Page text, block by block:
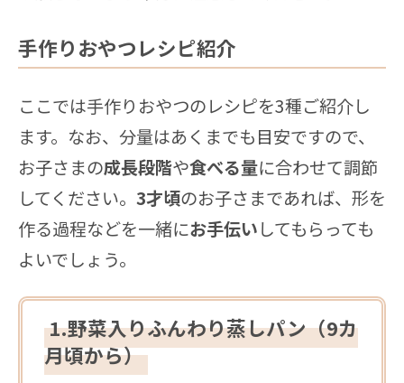
手作りおやつレシピ紹介
ここでは手作りおやつのレシピを3種ご紹介し
ます。なお、分量はあくまでも目安ですので、
お子さまの成長段階や食べる量に合わせて調節
してください。 3才頃のお子さまであれば、形を
作る過程などを一緒にお手伝いしてもらっても
よいでしょう。
1.野菜入りふんわり蒸しパン（9カ
月頃から）